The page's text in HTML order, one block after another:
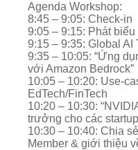
Agenda Workshop:
8:45 – 9:05: Check-in
9:05 – 9:15: Phát
9:15 – 9:35: Global AI
9:35 – 10:05: “Ứng
với Amazon Bedrock”
10:05 – 10:20: Use-
EdTech/FinTech
10:20 – 10:30:
trưởng cho các
10:30 – 10:40: Chia
Member & giới thiệu